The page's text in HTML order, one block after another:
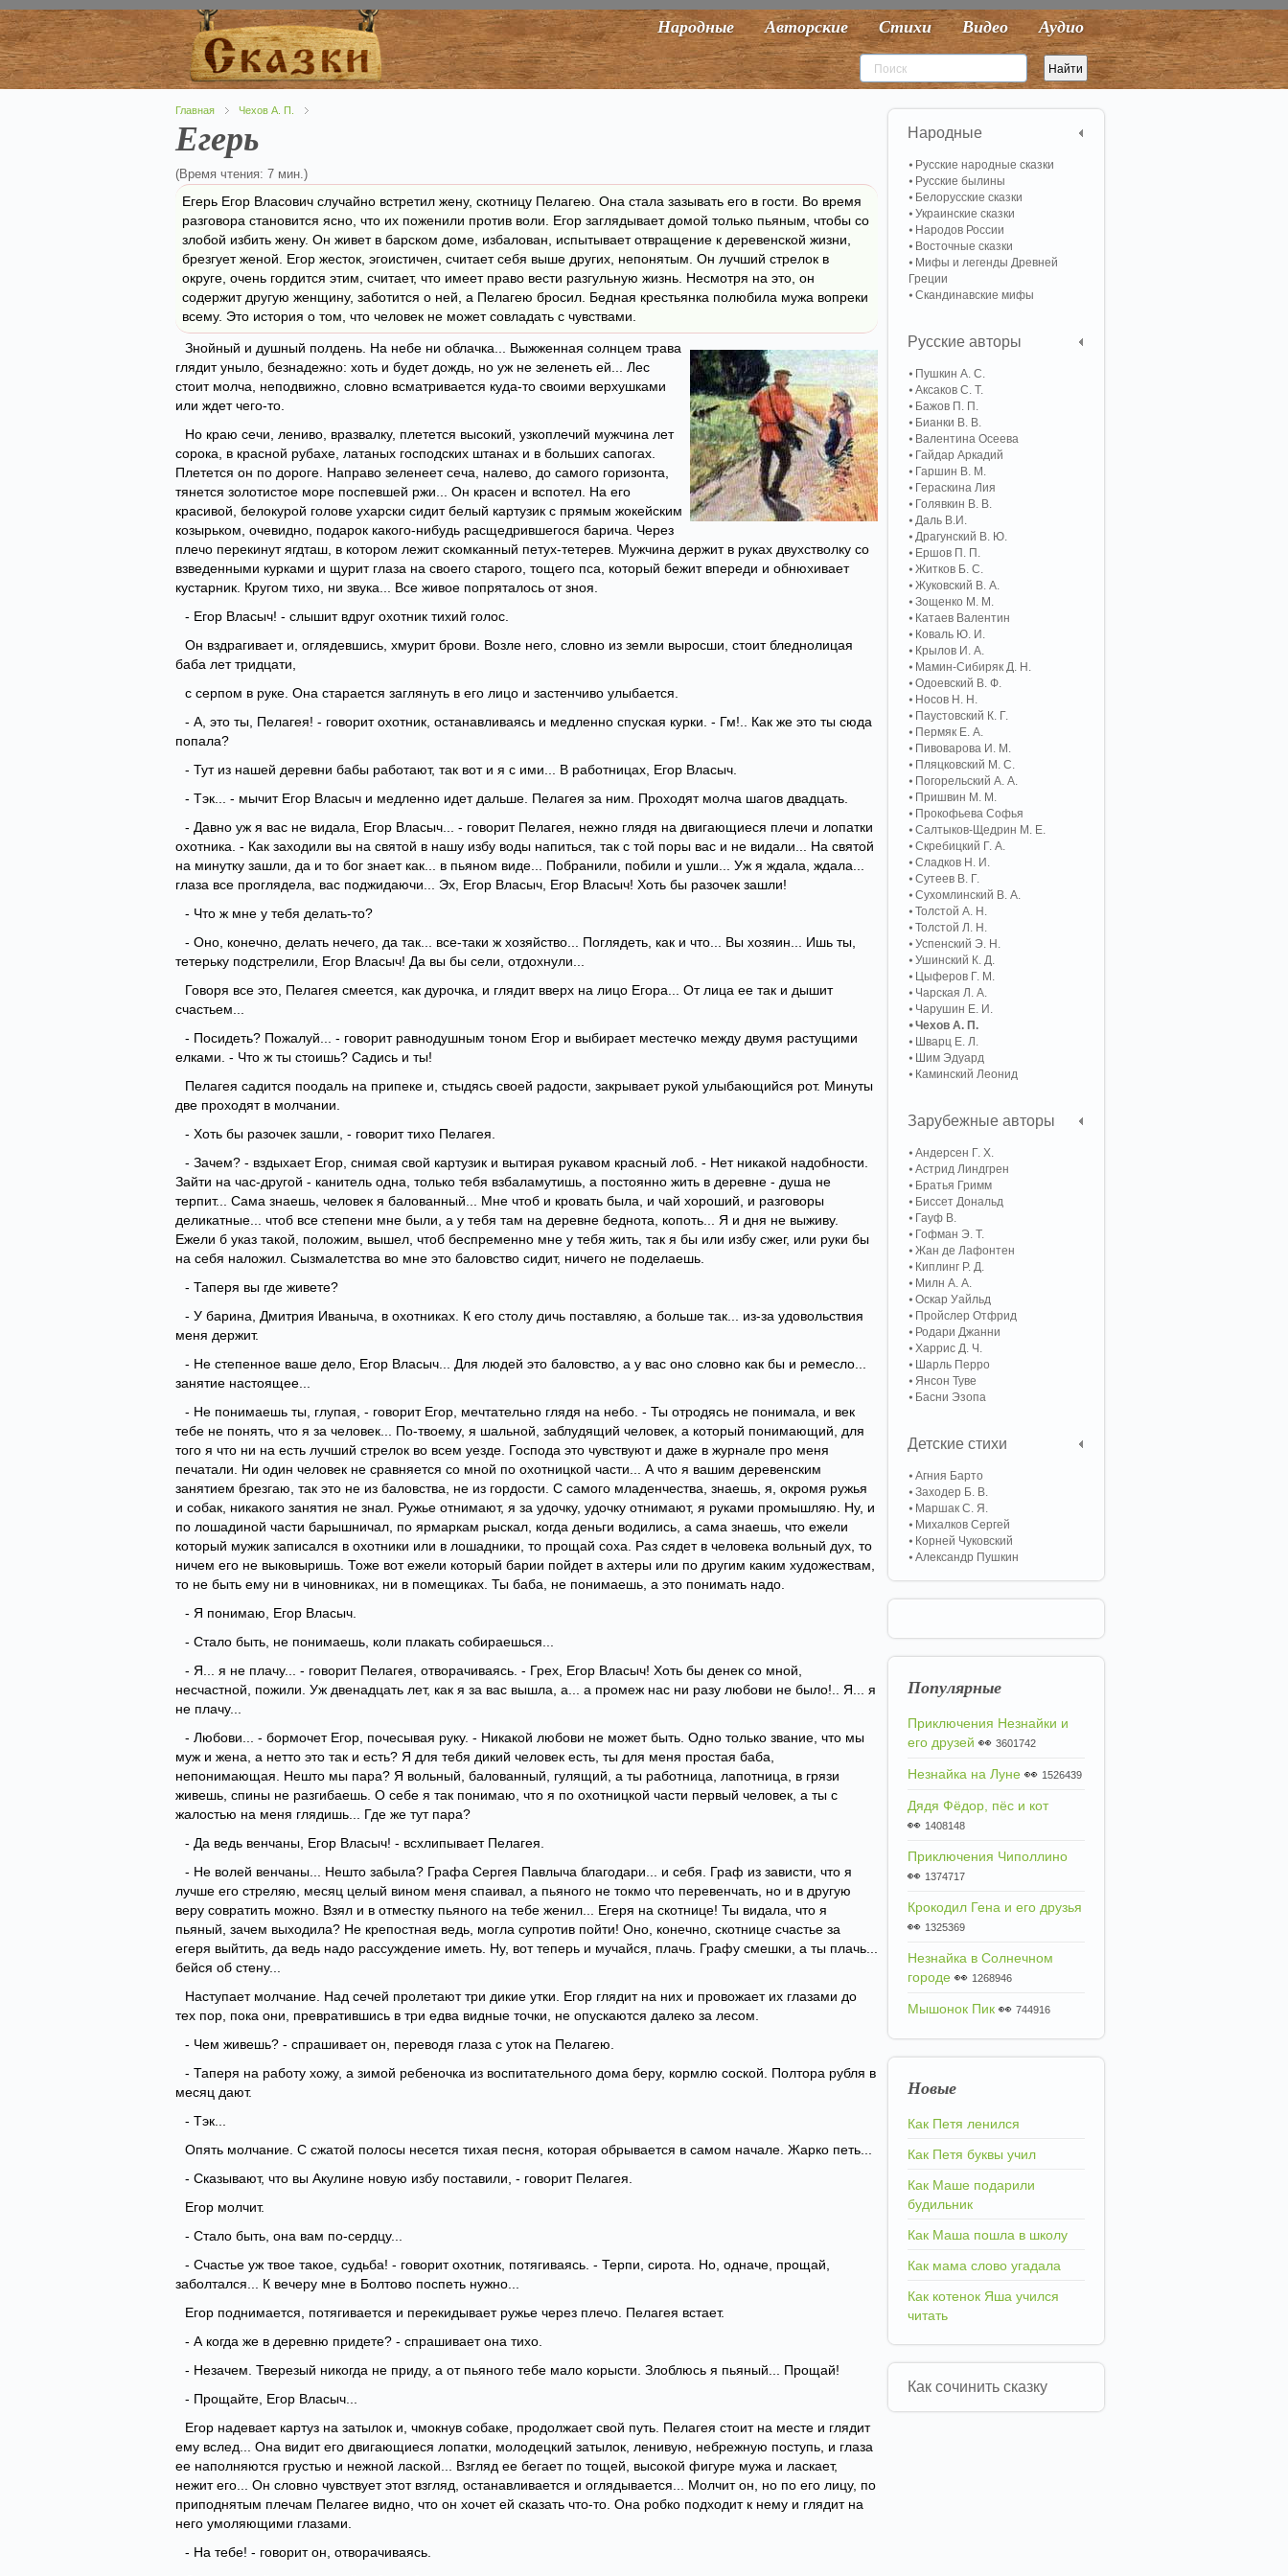
Народные Авторские Стихи Видео Аудио
Главная Чехов А. П.
Егерь
(Время чтения: 7 мин.)
Егерь Егор Власович случайно встретил жену, скотницу Пелагею. Она стала зазывать его в гости. Во время
разговора становится ясно, что их поженили против воли. Егор заглядывает домой только пьяным, чтобы со
злобой избить жену. Он живет в барском доме, избалован, испытывает отвращение к деревенской жизни,
брезгует женой. Егор жесток, эгоистичен, считает себя выше других, непонятым. Он лучший стрелок в
округе, очень гордится этим, считает, что имеет право вести разгульную жизнь. Несмотря на это, он
содержит другую женщину, заботится о ней, а Пелагею бросил. Бедная крестьянка полюбила мужа вопреки
всему. Это история о том, что человек не может совладать с чувствами.
Знойный и душный полдень. На небе ни облачка... Выжженная солнцем трава
глядит уныло, безнадежно: хоть и будет дождь, но уж не зеленеть ей... Лес
стоит молча, неподвижно, словно всматривается куда-то своими верхушками
или ждет чего-то.
Но краю сечи, лениво, вразвалку, плетется высокий, узкоплечий мужчина лет
сорока, в красной рубахе, латаных господских штанах и в больших сапогах.
Плетется он по дороге. Направо зеленеет сеча, налево, до самого горизонта,
тянется золотистое море поспевшей ржи... Он красен и вспотел. На его
красивой, белокурой голове ухарски сидит белый картузик с прямым жокейским
козырьком, очевидно, подарок какого-нибудь расщедрившегося барича. Через
плечо перекинут ягдташ, в котором лежит скомканный петух-тетерев. Мужчина держит в руках двухстволку со
взведенными курками и щурит глаза на своего старого, тощего пса, который бежит впереди и обнюхивает
кустарник. Кругом тихо, ни звука... Все живое попряталось от зноя.
- Егор Власыч! - слышит вдруг охотник тихий голос.
Он вздрагивает и, оглядевшись, хмурит брови. Возле него, словно из земли выросши, стоит бледнолицая
баба лет тридцати,
с серпом в руке. Она старается заглянуть в его лицо и застенчиво улыбается.
- А, это ты, Пелагея! - говорит охотник, останавливаясь и медленно спуская курки. - Гм!.. Как же это ты сюда
попала?
- Тут из нашей деревни бабы работают, так вот и я с ими... В работницах, Егор Власыч.
- Тэк... - мычит Егор Власыч и медленно идет дальше. Пелагея за ним. Проходят молча шагов двадцать.
- Давно уж я вас не видала, Егор Власыч... - говорит Пелагея, нежно глядя на двигающиеся плечи и лопатки
охотника. - Как заходили вы на святой в нашу избу воды напиться, так с той поры вас и не видали... На святой
на минутку зашли, да и то бог знает как... в пьяном виде... Побранили, побили и ушли... Уж я ждала, ждала...
глаза все проглядела, вас поджидаючи... Эх, Егор Власыч, Егор Власыч! Хоть бы разочек зашли!
- Что ж мне у тебя делать-то?
- Оно, конечно, делать нечего, да так... все-таки ж хозяйство... Поглядеть, как и что... Вы хозяин... Ишь ты,
тетерьку подстрелили, Егор Власыч! Да вы бы сели, отдохнули...
Говоря все это, Пелагея смеется, как дурочка, и глядит вверх на лицо Егора... От лица ее так и дышит
счастьем...
- Посидеть? Пожалуй... - говорит равнодушным тоном Егор и выбирает местечко между двумя растущими
елками. - Что ж ты стоишь? Садись и ты!
Пелагея садится поодаль на припеке и, стыдясь своей радости, закрывает рукой улыбающийся рот. Минуты
две проходят в молчании.
- Хоть бы разочек зашли, - говорит тихо Пелагея.
- Зачем? - вздыхает Егор, снимая свой картузик и вытирая рукавом красный лоб. - Нет никакой надобности.
Зайти на час-другой - канитель одна, только тебя взбаламутишь, а постоянно жить в деревне - душа не
терпит... Сама знаешь, человек я балованный... Мне чтоб и кровать была, и чай хороший, и разговоры
деликатные... чтоб все степени мне были, а у тебя там на деревне беднота, копоть... Я и дня не выживу.
Ежели б указ такой, положим, вышел, чтоб беспременно мне у тебя жить, так я бы или избу сжег, или руки бы
на себя наложил. Сызмалетства во мне это баловство сидит, ничего не поделаешь.
- Таперя вы где живете?
- У барина, Дмитрия Иваныча, в охотниках. К его столу дичь поставляю, а больше так... из-за удовольствия
меня держит.
- Не степенное ваше дело, Егор Власыч... Для людей это баловство, а у вас оно словно как бы и ремесло...
занятие настоящее...
- Не понимаешь ты, глупая, - говорит Егор, мечтательно глядя на небо. - Ты отродясь не понимала, и век
тебе не понять, что я за человек... По-твоему, я шальной, заблудящий человек, а который понимающий, для
того я что ни на есть лучший стрелок во всем уезде. Господа это чувствуют и даже в журнале про меня
печатали. Ни один человек не сравняется со мной по охотницкой части... А что я вашим деревенским
занятием брезгаю, так это не из баловства, не из гордости. С самого младенчества, знаешь, я, окромя ружья
и собак, никакого занятия не знал. Ружье отнимают, я за удочку, удочку отнимают, я руками промышляю. Ну, и
по лошадиной части барышничал, по ярмаркам рыскал, когда деньги водились, а сама знаешь, что ежели
который мужик записался в охотники или в лошадники, то прощай соха. Раз сядет в человека вольный дух, то
ничем его не выковыришь. Тоже вот ежели который барии пойдет в ахтеры или по другим каким художествам,
то не быть ему ни в чиновниках, ни в помещиках. Ты баба, не понимаешь, а это понимать надо.
- Я понимаю, Егор Власыч.
- Стало быть, не понимаешь, коли плакать собираешься...
- Я... я не плачу... - говорит Пелагея, отворачиваясь. - Грех, Егор Власыч! Хоть бы денек со мной,
несчастной, пожили. Уж двенадцать лет, как я за вас вышла, а... а промеж нас ни разу любови не было!.. Я... я
не плачу...
- Любови... - бормочет Егор, почесывая руку. - Никакой любови не может быть. Одно только звание, что мы
муж и жена, а нетто это так и есть? Я для тебя дикий человек есть, ты для меня простая баба,
непонимающая. Нешто мы пара? Я вольный, балованный, гулящий, а ты работница, лапотница, в грязи
живешь, спины не разгибаешь. О себе я так понимаю, что я по охотницкой части первый человек, а ты с
жалостью на меня глядишь... Где же тут пара?
- Да ведь венчаны, Егор Власыч! - всхлипывает Пелагея.
- Не волей венчаны... Нешто забыла? Графа Сергея Павлыча благодари... и себя. Граф из зависти, что я
лучше его стреляю, месяц целый вином меня спаивал, а пьяного не токмо что перевенчать, но и в другую
веру совратить можно. Взял и в отместку пьяного на тебе женил... Егеря на скотнице! Ты видала, что я
пьяный, зачем выходила? Не крепостная ведь, могла супротив пойти! Оно, конечно, скотнице счастье за
егеря выйтить, да ведь надо рассуждение иметь. Ну, вот теперь и мучайся, плачь. Графу смешки, а ты плачь...
бейся об стену...
Наступает молчание. Над сечей пролетают три дикие утки. Егор глядит на них и провожает их глазами до
тех пор, пока они, превратившись в три едва видные точки, не опускаются далеко за лесом.
- Чем живешь? - спрашивает он, переводя глаза с уток на Пелагею.
- Таперя на работу хожу, а зимой ребеночка из воспитательного дома беру, кормлю соской. Полтора рубля в
месяц дают.
- Тэк...
Опять молчание. С сжатой полосы несется тихая песня, которая обрывается в самом начале. Жарко петь...
- Сказывают, что вы Акулине новую избу поставили, - говорит Пелагея.
Егор молчит.
- Стало быть, она вам по-сердцу...
- Счастье уж твое такое, судьба! - говорит охотник, потягиваясь. - Терпи, сирота. Но, одначе, прощай,
заболтался... К вечеру мне в Болтово поспеть нужно...
Егор поднимается, потягивается и перекидывает ружье через плечо. Пелагея встает.
- А когда же в деревню придете? - спрашивает она тихо.
- Незачем. Тверезый никогда не приду, а от пьяного тебе мало корысти. Злоблюсь я пьяный... Прощай!
- Прощайте, Егор Власыч...
Егор надевает картуз на затылок и, чмокнув собаке, продолжает свой путь. Пелагея стоит на месте и глядит
ему вслед... Она видит его двигающиеся лопатки, молодецкий затылок, ленивую, небрежную поступь, и глаза
ее наполняются грустью и нежной лаской... Взгляд ее бегает по тощей, высокой фигуре мужа и ласкает,
нежит его... Он словно чувствует этот взгляд, останавливается и оглядывается... Молчит он, но по его лицу, по
приподнятым плечам Пелагее видно, что он хочет ей сказать что-то. Она робко подходит к нему и глядит на
него умоляющими глазами.
- На тебе! - говорит он, отворачиваясь.
Народные
Русские народные сказки
Русские былины
Белорусские сказки
Украинские сказки
Народов России
Восточные сказки
Мифы и легенды Древней
Греции
Скандинавские мифы
Русские авторы
Пушкин А. С.
Аксаков С. Т.
Бажов П. П.
Бианки В. В.
Валентина Осеева
Гайдар Аркадий
Гаршин В. М.
Гераскина Лия
Голявкин В. В.
Даль В.И.
Драгунский В. Ю.
Ершов П. П.
Житков Б. С.
Жуковский В. А.
Зощенко М. М.
Катаев Валентин
Коваль Ю. И.
Крылов И. А.
Мамин-Сибиряк Д. Н.
Одоевский В. Ф.
Носов Н. Н.
Паустовский К. Г.
Пермяк Е. А.
Пивоварова И. М.
Пляцковский М. С.
Погорельский А. A.
Пришвин М. М.
Прокофьева Софья
Салтыков-Щедрин М. Е.
Скребицкий Г. А.
Сладков Н. И.
Сутеев В. Г.
Сухомлинский В. А.
Толстой А. Н.
Толстой Л. Н.
Успенский Э. Н.
Ушинский К. Д.
Цыферов Г. М.
Чарская Л. А.
Чарушин Е. И.
Чехов А. П.
Шварц Е. Л.
Шим Эдуард
Каминский Леонид
Зарубежные авторы
Андерсен Г. Х.
Астрид Линдгрен
Братья Гримм
Биссет Дональд
Гауф В.
Гофман Э. Т.
Жан де Лафонтен
Киплинг Р. Д.
Милн А. А.
Оскар Уайльд
Пройслер Отфрид
Родари Джанни
Харрис Д. Ч.
Шарль Перро
Янсон Туве
Басни Эзопа
Детские стихи
Агния Барто
Заходер Б. В.
Маршак С. Я.
Михалков Сергей
Корней Чуковский
Александр Пушкин
Популярные
Приключения Незнайки и
его друзей 👀 3601742
Незнайка на Луне 👀 1526439
Дядя Фёдор, пёс и кот
👀 1408148
Приключения Чиполлино
👀 1374717
Крокодил Гена и его друзья
👀 1325369
Незнайка в Солнечном
городе 👀 1268946
Мышонок Пик 👀 744916
Новые
Как Петя ленился
Как Петя буквы учил
Как Маше подарили
будильник
Как Маша пошла в школу
Как мама слово угадала
Как котенок Яша учился
читать
Как сочинить сказку